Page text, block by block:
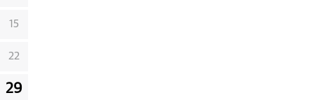
15
22
29